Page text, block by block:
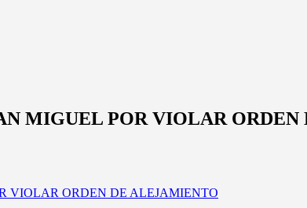
MIGUEL POR VIOLAR